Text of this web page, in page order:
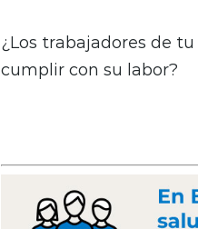
¿Los trabajadores de
cumplir con su labor?